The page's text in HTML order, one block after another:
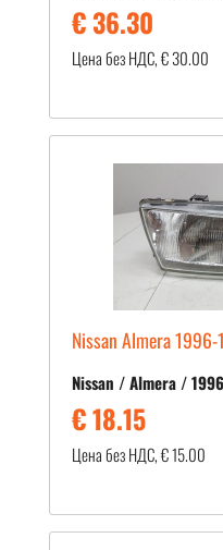
€ 36.30
Цена без НДС, € 30.00
Nissan Almera
Nissan / Almera /
€ 18.15
Цена без НДС, € 15.00